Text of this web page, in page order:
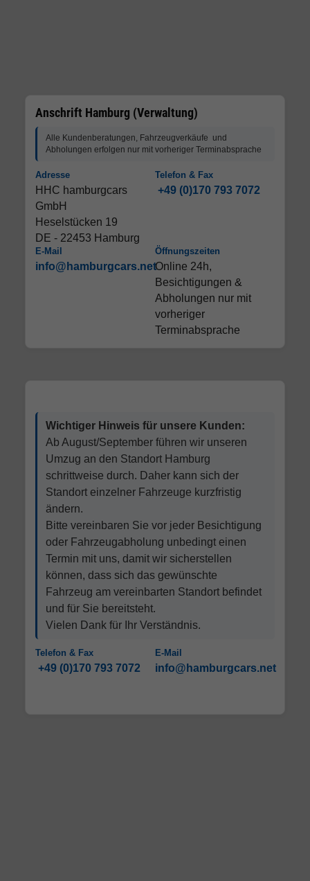
Anschrift Hamburg (Verwaltung)
Alle Kundenberatungen, Fahrzeugverkäufe und
Abholungen erfolgen nur mit vorheriger Terminabsprache
Adresse
HHC hamburgcars
GmbH
Heselstücken 19
DE - 22453 Hamburg
Telefon & Fax
+49 (0)170 793 7072
E-Mail
info@hamburgcars.net
Öffnungszeiten
Online 24h,
Besichtigungen &
Abholungen nur mit
vorheriger
Terminabsprache
Wichtiger Hinweis für unsere Kunden:
Ab August/September führen wir unseren
Umzug an den Standort Hamburg
schrittweise durch. Daher kann sich der
Standort einzelner Fahrzeuge kurzfristig
ändern.
Bitte vereinbaren Sie vor jeder Besichtigung
oder Fahrzeugabholung unbedingt einen
Termin mit uns, damit wir sicherstellen
können, dass sich das gewünschte
Fahrzeug am vereinbarten Standort befindet
und für Sie bereitsteht.
Vielen Dank für Ihr Verständnis.
Telefon & Fax
+49 (0)170 793 7072
E-Mail
info@hamburgcars.net